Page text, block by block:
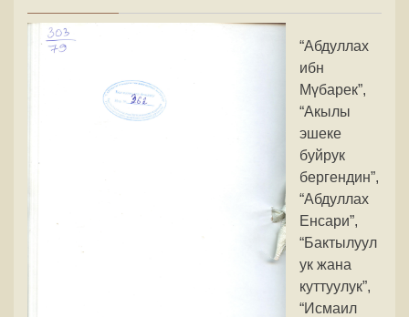
“Абдуллах
ибн
Мүбарек”,
“Акылы
эшеке
буйрук
бергендин”,
“Абдуллах
Енсари”,
“Бактылуул
ук жана
куттуулук”,
“Исмаил